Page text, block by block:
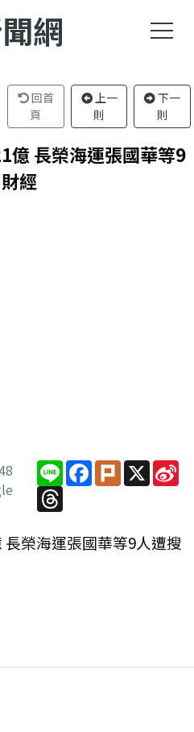
網
回首
頁
上一
則
下一
則
億 長榮海運張國華等9
經
Line Facebook
PlurkX
Threads
榮海運張國華等9人遭搜